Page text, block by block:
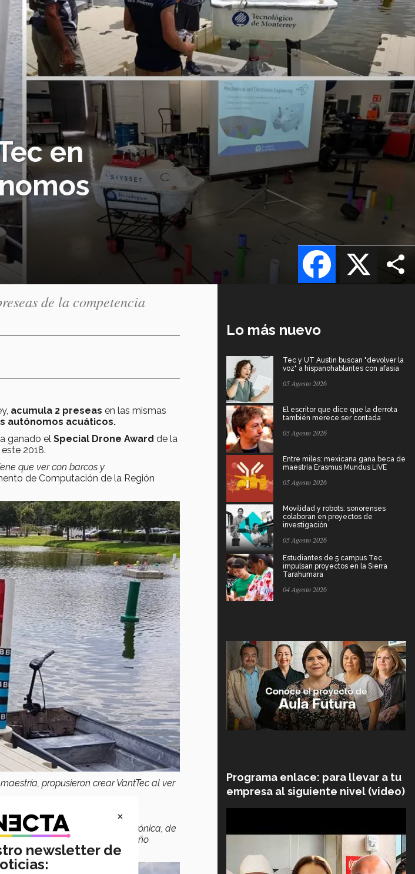
en
X
Facebook
de la competencia
acumula 2 preseas en las mismas
autónomos acuáticos.
ganado el Special Drone Award de la
2018.
que ver con barcos y
de Computación de la Región
propusieron crear VantTec al ver
Digitales y Robótica, de Mecatrónica, de
y Arte Digital, de Diseño
Lo más nuevo
Tec y UT Austin buscan "devolver la
voz" a hispanohablantes con afasia
05 Agosto 2026
El escritor que dice que la derrota
también merece ser contada
05 Agosto 2026
Entre miles: mexicana gana beca de
maestría Erasmus Mundus LIVE
05 Agosto 2026
Movilidad y robots: sonorenses
colaboran en proyectos de
investigación
05 Agosto 2026
Estudiantes de 5 campus Tec
impulsan proyectos en la Sierra
Tarahumara
04 Agosto 2026
Programa enlace: para llevar a tu
empresa al siguiente nivel (video)
×
newsletter de